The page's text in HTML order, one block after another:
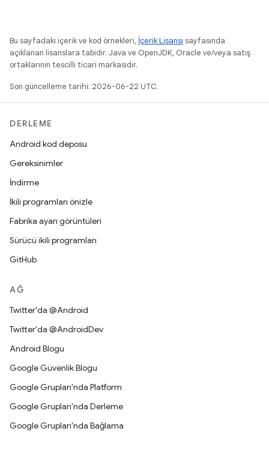
Bu sayfadaki içerik ve kod örnekleri, İçerik Lisansı sayfasında
açıklanan lisanslara tabidir. Java ve OpenJDK, Oracle ve/veya satış
ortaklarının tescilli ticari markasıdır.
Son güncelleme tarihi: 2026-06-22 UTC.
DERLEME
Android kod deposu
Gereksinimler
İndirme
İkili programları önizle
Fabrika ayarı görüntüleri
Sürücü ikili programları
GitHub
AĞ
Twitter'da @Android
Twitter'da @AndroidDev
Android Blogu
Google Güvenlik Blogu
Google Grupları'nda Platform
Google Grupları'nda Derleme
Google Grupları'nda Bağlama